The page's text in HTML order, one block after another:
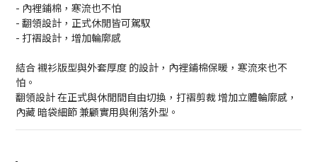
- 內裡鋪棉，寒流也不怕
- 翻領設計，正式休閒皆可駕馭
- 打褶設計，增加輪廓感
結合 襯衫版型與外套厚度 的設計，內裡鋪棉保暖，寒流來也不
怕。
翻領設計 在正式與休閒間自由切換，打褶剪裁 增加立體輪廓感，
內藏 暗袋細節 兼顧實用與俐落外型。